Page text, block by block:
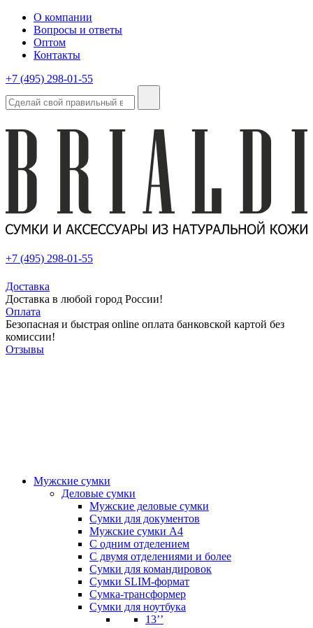
О компании
Вопросы и ответы
Оптом
Контакты
+7 (495) 298-01-55
+7 (495) 298-01-55
Доставка
Доставка в любой город России!
Оплата
Безопасная и быстрая online оплата банковской картой без
комиссии!
Отзывы
Мужские сумки
Деловые сумки
Мужские деловые сумки
Сумки для документов
Мужские сумки А4
С одним отделением
С двумя отделениями и более
Сумки для командировок
Сумки SLIM-формат
Сумка-трансформер
Сумки для ноутбука
13’’